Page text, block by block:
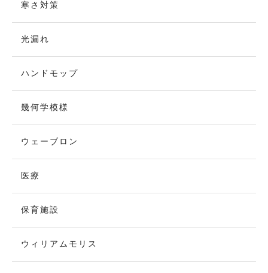
寒さ対策
光漏れ
ハンドモップ
幾何学模様
ウェーブロン
医療
保育施設
ウィリアムモリス